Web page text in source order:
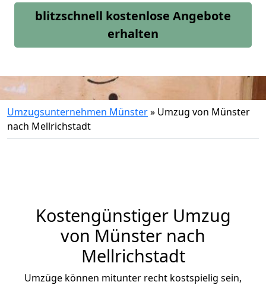
blitzschnell kostenlose Angebote
erhalten
Umzugsunternehmen Münster» Umzug von Münster
nach Mellrichstadt
Kostengünstiger Umzug
von Münster nach
Mellrichstadt
Umzüge können mitunter recht kostspielig sein,